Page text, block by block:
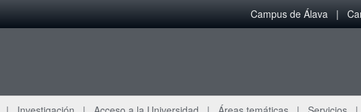
Campus de Álava